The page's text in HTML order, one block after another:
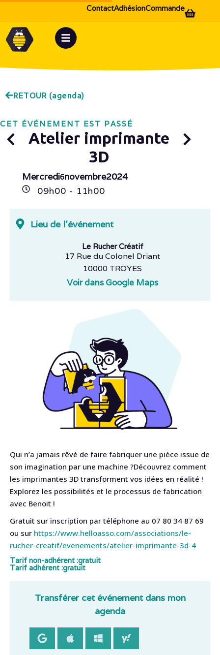
Commande
Adhésion
Contact
RETOUR (agenda)
CET ÉVÉNEMENT EST PASSÉ
Atelier imprimante
3D
Mercredi6novembre2024
09h00 - 11h00
Lieu de l'événement
Le Rucher Créatif
17 Rue du Colonel Driant
10000 TROYES
Voir dans Google Maps
Qui n’a jamais rêvé de faire fabriquer une pièce issue de
son imagination par une machine ?Découvrez comment
les imprimantes 3D transforment vos idées en réalité !
Explorez les possibilités et le processus de fabrication
avec Benoit !
Gratuit sur inscription par téléphone au 07 80 34 87 69
ou sur https://www.helloasso.com/associations/le-
rucher-creatif/evenements/atelier-imprimante-3d-4
Tarif non-adhérent :gratuit
Tarif adhérent :gratuit
Transférer cet événement dans mon
agenda